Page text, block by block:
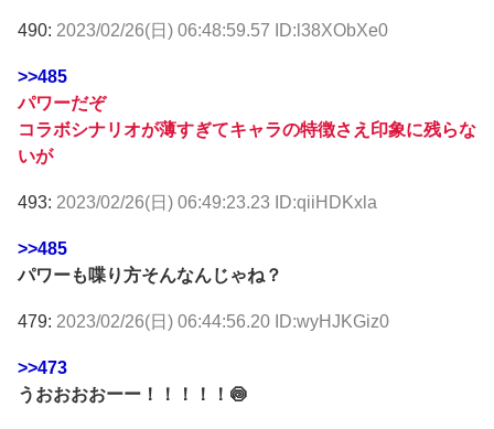
490: 2023/02/26(日) 06:48:59.57 ID:l38XObXe0
>>485
パワーだぞ
コラボシナリオが薄すぎてキャラの特徴さえ印象に残らな
いが
493: 2023/02/26(日) 06:49:23.23 ID:qiiHDKxla
>>485
パワーも喋り方そんなんじゃね？
479: 2023/02/26(日) 06:44:56.20 ID:wyHJKGiz0
>>473
うおおおおーー！！！！！🍥